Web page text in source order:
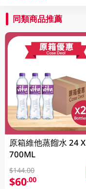
同類商品推薦
原箱維他蒸餾水 24 X
700ML
$144.00
$60.00